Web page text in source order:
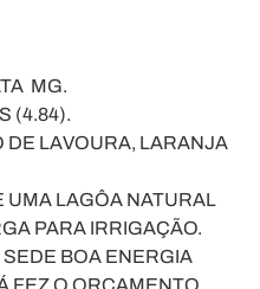
MG.
(4.84).
DE LAVOURA, LARANJA
UMA LAGÔA NATURAL
PARA IRRIGAÇÃO.
BOA ENERGIA
FEZ O ORÇAMENTO